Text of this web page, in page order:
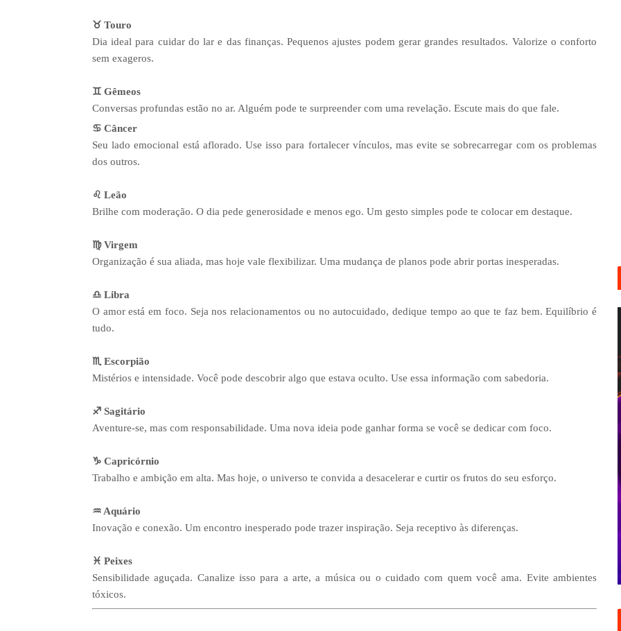
♉ Touro
Dia ideal para cuidar do lar e das finanças. Pequenos ajustes podem gerar grandes resultados. Valorize o conforto
sem exageros.
♊ Gêmeos
Conversas profundas estão no ar. Alguém pode te surpreender com uma revelação. Escute mais do que fale.
♋ Câncer
Seu lado emocional está aflorado. Use isso para fortalecer vínculos, mas evite se sobrecarregar com os problemas
dos outros.
♌ Leão
Brilhe com moderação. O dia pede generosidade e menos ego. Um gesto simples pode te colocar em destaque.
♍ Virgem
Organização é sua aliada, mas hoje vale flexibilizar. Uma mudança de planos pode abrir portas inesperadas.
♎ Libra
O amor está em foco. Seja nos relacionamentos ou no autocuidado, dedique tempo ao que te faz bem. Equilíbrio é
tudo.
♏ Escorpião
Mistérios e intensidade. Você pode descobrir algo que estava oculto. Use essa informação com sabedoria.
♐ Sagitário
Aventure-se, mas com responsabilidade. Uma nova ideia pode ganhar forma se você se dedicar com foco.
♑ Capricórnio
Trabalho e ambição em alta. Mas hoje, o universo te convida a desacelerar e curtir os frutos do seu esforço.
♒ Aquário
Inovação e conexão. Um encontro inesperado pode trazer inspiração. Seja receptivo às diferenças.
♓ Peixes
Sensibilidade aguçada. Canalize isso para a arte, a música ou o cuidado com quem você ama. Evite ambientes
tóxicos.